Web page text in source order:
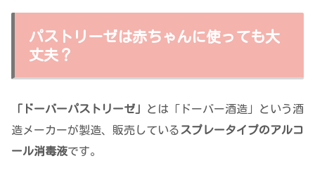
パストリーゼは赤ちゃんに使っても大
丈夫？
「ドーバーパストリーゼ」
とは「ドーバー酒造」という酒
造メーカーが製造、販売している スプレータイプのアルコ
ール消毒液です。